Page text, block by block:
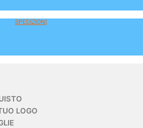
SPEDIZIONI
LOGO